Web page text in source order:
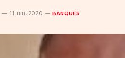
11 juin, 2020 BANQUES